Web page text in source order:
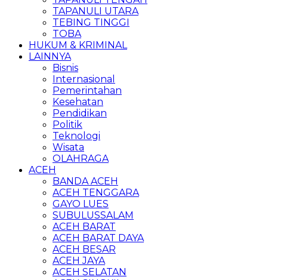
TAPANULI UTARA
TEBING TINGGI
TOBA
HUKUM & KRIMINAL
LAINNYA
Bisnis
Internasional
Pemerintahan
Kesehatan
Pendidikan
Politik
Teknologi
Wisata
OLAHRAGA
ACEH
BANDA ACEH
ACEH TENGGARA
GAYO LUES
SUBULUSSALAM
ACEH BARAT
ACEH BARAT DAYA
ACEH BESAR
ACEH JAYA
ACEH SELATAN